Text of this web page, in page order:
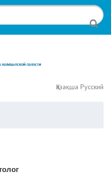
Қазақша Русский